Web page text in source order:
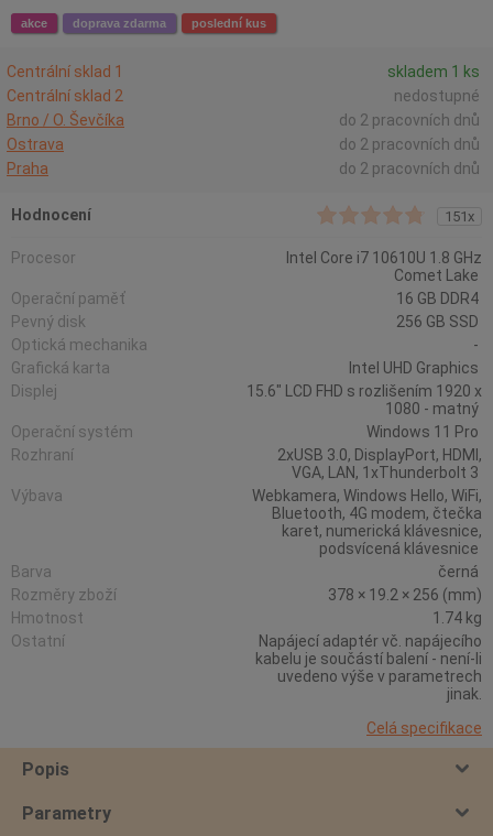
akce doprava zdarma poslední kus
Centrální sklad 1
skladem 1 ks
Centrální sklad 2
nedostupné
Brno / O. Ševčíka
do 2 pracovních dnů
Ostrava
do 2 pracovních dnů
Praha
do 2 pracovních dnů
Hodnocení 151x
Procesor
Intel Core i7 10610U 1.8 GHz
Comet Lake
Operační paměť
16 GB DDR4
Pevný disk
256 GB SSD
Optická mechanika
-
Grafická karta
Intel UHD Graphics
Displej
15.6" LCD FHD s rozlišením 1920 x
1080 - matný
Operační systém
Windows 11 Pro
Rozhraní
2xUSB 3.0, DisplayPort, HDMI,
VGA, LAN, 1xThunderbolt 3
Výbava
Webkamera, Windows Hello, WiFi,
Bluetooth, 4G modem, čtečka
karet, numerická klávesnice,
podsvícená klávesnice
Barva
černá
Rozměry zboží
378 × 19.2 × 256 (mm)
Hmotnost
1.74 kg
Ostatní
Napájecí adaptér vč. napájecího
kabelu je součástí balení - není-li
uvedeno výše v parametrech
jinak.
Celá specifikace
Popis
Parametry